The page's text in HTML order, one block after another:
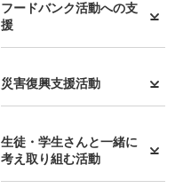
フードバンク活動への支
援
災害復興支援活動
生徒・学生さんと一緒に
考え取り組む活動